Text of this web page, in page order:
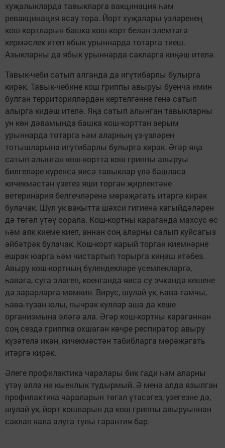
хуҗалыкларда тавыкларга вакцинация һәм
ревакцинация ясау тора. Йорт хуҗалары үзләренең
кош-кортларын башка кош-корт белән элемтәгә
кермәслек итеп ябык урыннарда тотарга тиеш.
Азыкларны да ябык урыннарда сакларга киңәш ителә.
Тавык-чеби сатып алганда да игүтибарлы булырга
кирәк. Тавык-чебине кош гриппы авыруы буенча имин
булган территорияләрдән кертелгәнне генә сатып
алырга кидәш ителә. Яңа сатып алынган тавыкларны
ун көн дәвамында башка кош-корттан аерым
урыннарда тотарга һәм аларның үз-үзләрен
тотышларына игүтибарлы булырга кирәк. Әгәр яңа
сатып алынган кош-кортта кош гриппы авыруы
билгеләре күренсә яисә тавыклар үлә башласа
кичекмәстән үзегез яши торган җирлектәне
ветеринария белгечләренә мөрәҗәгать итәргә кирәк
булачак. Шул ук вакытта шәхси гигиена кагыйдәләрен
дә төгәл үтәү сорала. Кош-кортны караганда махсус өс
һәм аяк киеме киеп, аннан соң аларны салып куйсагыз
әйбәтрәк булачак. Кош-корт карый торган киемнәрне
ешрак юарга һәм чистартып торырга киңәш итәбез.
Авыру кош-кортның бүлендекләре үсемлекләргә,
һавага, суга эләгеп, коенганда яисә су эчкәндә кешене
дә зарарларга мөмкин. Вирус, шулай ук, һава-тамчы,
һава-тузан юлы, пычрак куллар аша да кеше
организмына эләгә ала. Әгәр кош-кортны караганнан
соң сездә гриппка охшаган көчре респиратор авыру
күзәтелә икән, кичекмәстән табибларга мөрәҗәгать
итәргә кирәк.
Әлеге профилактика чаралары бик гади һәм аларны
үтәү әллә ни кыенлык тудырмый. Ә менә алда язылган
профилактика чараларын төгәл үтәсәгез, үзегезне дә,
шулай ук, йорт кошларын да кош гриппы авыруыннан
саклап кала алуга тулы гарантия бар.